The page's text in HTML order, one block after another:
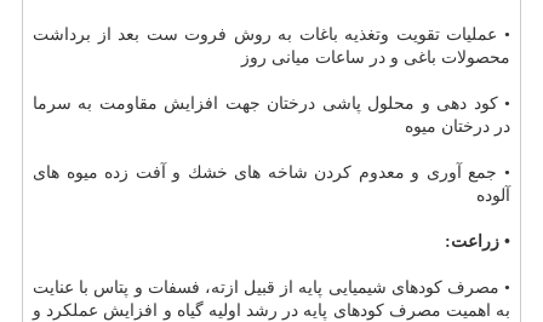
• عملیات تقویت وتغذیه باغات به روش فروت ست بعد از برداشت
محصولات باغی و در ساعات میانی روز
• كود دهی و محلول پاشی درختان جهت افزایش مقاومت به سرما
در درختان میوه
• جمع آوری و معدوم كردن شاخه های خشك و آفت زده میوه های
آلوده
• زراعت:
• مصرف كودهای شیمیایی پایه از قبیل ازته، فسفات و پتاس با عنایت
به اهمیت مصرف كودهای پایه در رشد اولیه گیاه و افزایش عملكرد و